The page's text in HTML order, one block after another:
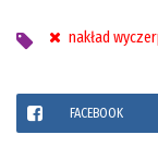
nakład
FACEBOOK